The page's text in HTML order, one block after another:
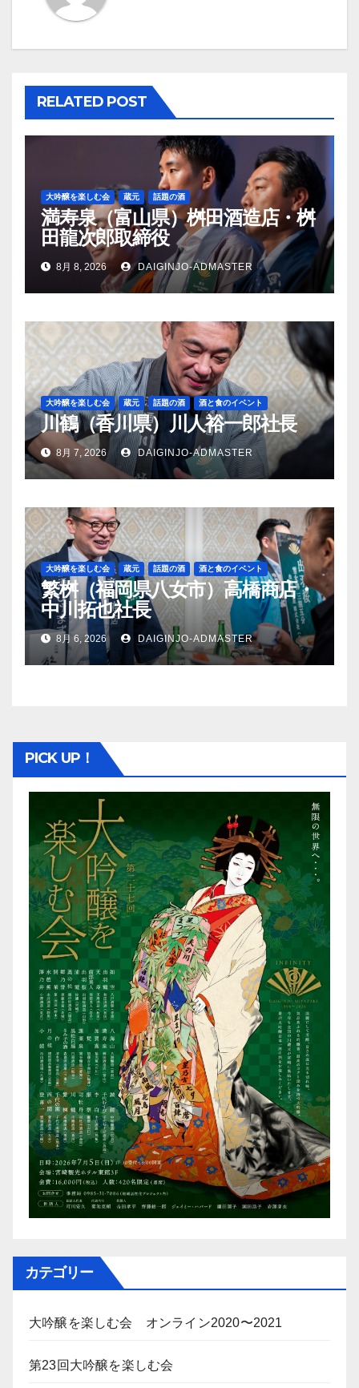
ー
シ
ョ
ン
RELATED POST
大吟醸を楽しむ会 蔵元 話題の酒
満寿泉（富山県）桝田酒造店・桝
田龍次郎取締役
8月 8, 2026 DAIGINJO-ADMASTER
大吟醸を楽しむ会 蔵元 話題の酒 酒と食のイベント
川鶴（香川県）川人裕一郎社長
8月 7, 2026 DAIGINJO-ADMASTER
大吟醸を楽しむ会 蔵元 話題の酒 酒と食のイベント
繁桝（福岡県八女市）高橋商店・
中川拓也社長
8月 6, 2026 DAIGINJO-ADMASTER
PICK UP！
カテゴリー
大吟醸を楽しむ会 オンライン2020〜2021
第23回大吟醸を楽しむ会